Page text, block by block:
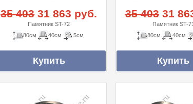
35 40331 863 руб.
Памятник ST-72
80см
40см 5см
35 40331
Памятник ST-71
80см
40см